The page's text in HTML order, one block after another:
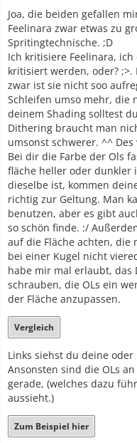
Joa, die beiden gefallen
Feelinara zwar etwas zu
Spritingtechnische. ;D
Ich kritisiere Feelinara,
kritisiert werden, oder? ;>.
zwar ist sie nicht soo
Schleifen umso mehr, die
deinem Shading solltest
Dithering braucht man
umsonst schwerer. ^^
Bei dir die Farbe der Ols
fläche heller oder dunkler
dieselbe ist, kommen
richtig zur Geltung. Man
benutzen, aber es gibt
so schön finde. :/
auf die Fläche achten, die
bei einer Kugel nicht
habe mir mal erlaubt,
schrauben, die OLs ein
der Fläche anzupassen.
Vergleich
Links siehst du deine
Ansonsten sind die OLs
gerade, (welches dazu
aussieht.)
Zum Beispiel hier